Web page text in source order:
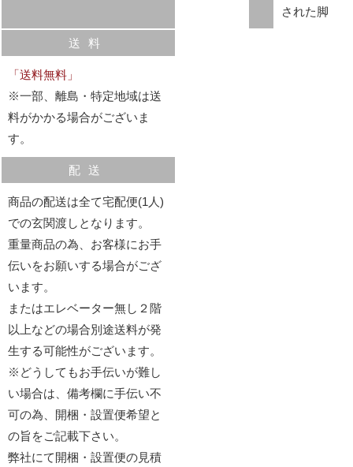
された脚
送料
「送料無料」
※一部、離島・特定地域は送
料がかかる場合がございま
す。
配送
商品の配送は全て宅配便(1人)
での玄関渡しとなります。
重量商品の為、お客様にお手
伝いをお願いする場合がござ
います。
またはエレベーター無し２階
以上などの場合別途送料が発
生する可能性がございます。
※どうしてもお手伝いが難し
い場合は、備考欄に手伝い不
可の為、開梱・設置便希望と
の旨をご記載下さい。
弊社にて開梱・設置便の見積